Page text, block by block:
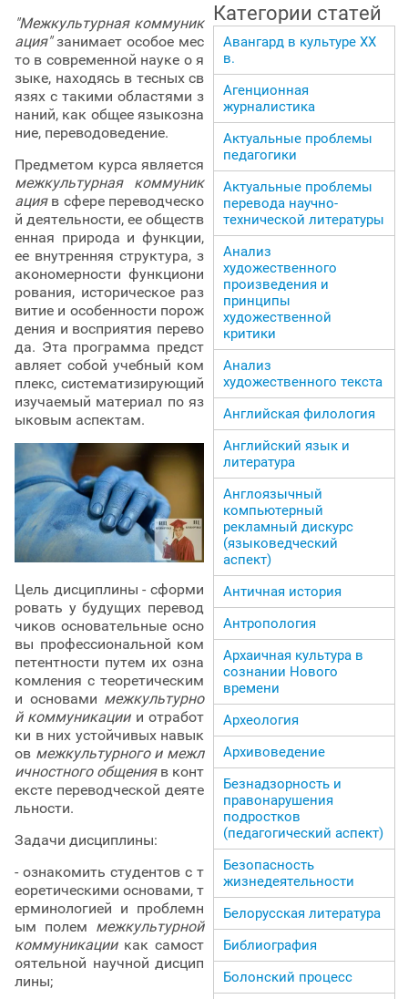
"Межкультурная коммуник
ация"занимает особое мес
то в современной науке о я
зыке, находясь в тесных св
язях с такими областями з
наний, как общее языкозна
ние, переводоведение.
Предметом курса является
межкультурная коммуник
ацияв сфере переводческо
й деятельности, ее обществ
енная природа и функции,
ее внутренняя структура, з
акономерности функциони
рования, историческое раз
витие и особенности порож
дения и восприятия перево
да. Эта программа предст
авляет собой учебный ком
плекс, систематизирующий
изучаемый материал по яз
ыковым аспектам.
Цель дисциплины - сформи
ровать у будущих перевод
чиков основательные осно
вы профессиональной ком
петентности путем их озна
комления с теоретическим
и основами межкультурно
й коммуникациии отработ
ки в них устойчивых навык
ов межкультурного и межл
ичностного общения в конт
ексте переводческой деяте
льности.
Задачи дисциплины:
- ознакомить студентов с т
еоретическими основами, т
ерминологией и проблемн
ым полем межкультурной
коммуникациикак самост
оятельной научной дисцип
лины;
Категории статей
Авангард в культуре ХХ
в.
Агенционная
журналистика
Актуальные проблемы
педагогики
Актуальные проблемы
перевода научно-
технической литературы
Анализ
художественного
произведения и
принципы
художественной
критики
Анализ
художественного текста
Английская филология
Английский язык и
литература
Англоязычный
компьютерный
рекламный дискурс
(языковедческий
аспект)
Античная история
Антропология
Архаичная культура в
сознании Нового
времени
Археология
Архивоведение
Безнадзорность и
правонарушения
подростков
(педагогический аспект)
Безопасность
жизнедеятельности
Белорусская литература
Библиография
Болонский процесс